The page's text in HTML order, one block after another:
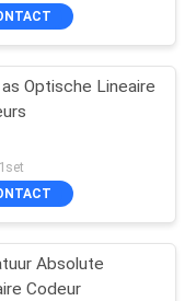
Optische Lineaire
Absolute
Codeur